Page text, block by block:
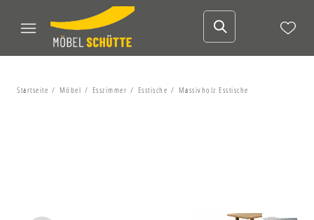
Startseite Möbel Esszimmer Esstische Massivholz Esstische